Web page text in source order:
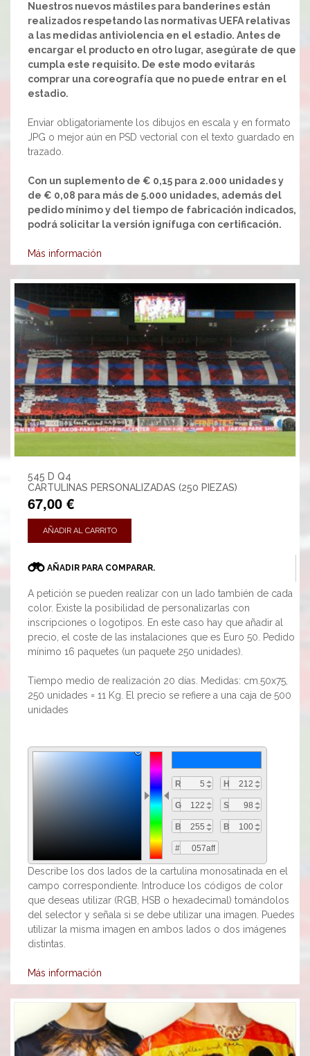
Nuestros nuevos mástiles para banderines están
realizados respetando las normativas UEFA relativas
a las medidas antiviolencia en el estadio. Antes de
encargar el producto en otro lugar, asegúrate de que
cumpla este requisito. De este modo evitarás
comprar una coreografía que no puede entrar en el
estadio.
Enviar obligatoriamente los dibujos en escala y en formato
JPG o mejor aún en PSD vectorial con el texto guardado en
trazado.
Con un suplemento de € 0,15 para 2.000 unidades y
de € 0,08 para más de 5.000 unidades, además del
pedido mínimo y del tiempo de fabricación indicados,
podrá solicitar la versión ignífuga con certificación.
Más información
545 D Q4
CARTULINAS PERSONALIZADAS (250 PIEZAS)
67,00 €
AÑADIR AL CARRITO
AÑADIR PARA COMPARAR.
A petición se pueden realizar con un lado también de cada
color. Existe la posibilidad de personalizarlas con
inscripciones o logotipos. En este caso hay que añadir al
precio, el coste de las instalaciones que es Euro 50. Pedido
mínimo 16 paquetes (un paquete 250 unidades).
Tiempo medio de realización 20 días. Medidas: cm.50x75,
250 unidades = 11 Kg. El precio se refiere a una caja de 500
unidades
#
R
G
B
H
S
B
Describe los dos lados de la cartulina monosatinada en el
campo correspondiente. Introduce los códigos de color
que deseas utilizar (RGB, HSB o hexadecimal) tomándolos
del selector y señala si se debe utilizar una imagen. Puedes
utilizar la misma imagen en ambos lados o dos imágenes
distintas.
Más información